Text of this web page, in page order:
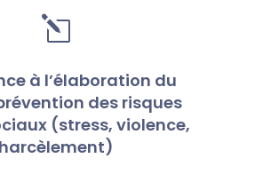
l
à l’élaboration du
des risques
(stress, violence,
harcèlement)